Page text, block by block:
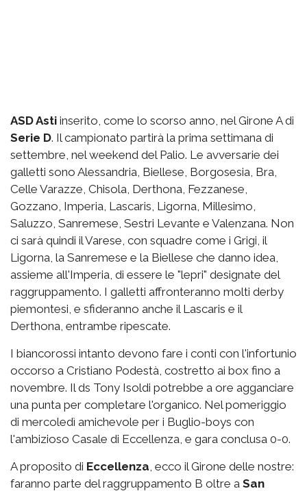
ASD Asti inserito, come lo scorso anno, nel Girone A di
Serie D. Il campionato partirà la prima settimana di
settembre, nel weekend del Palio. Le avversarie dei
galletti sono Alessandria, Biellese, Borgosesia, Bra,
Celle Varazze, Chisola, Derthona, Fezzanese,
Gozzano, Imperia, Lascaris, Ligorna, Millesimo,
Saluzzo, Sanremese, Sestri Levante e Valenzana. Non
ci sarà quindi il Varese, con squadre come i Grigi, il
Ligorna, la Sanremese e la Biellese che danno idea,
assieme all'Imperia, di essere le "lepri" designate del
raggruppamento. I galletti affronteranno molti derby
piemontesi, e sfideranno anche il Lascaris e il
Derthona, entrambe ripescate.
I biancorossi intanto devono fare i conti con l'infortunio
occorso a Cristiano Podestà, costretto ai box fino a
novembre. Il ds Tony Isoldi potrebbe a ore agganciare
una punta per completare l'organico. Nel pomeriggio
di mercoledì amichevole per i Buglio-boys con
l'ambizioso Casale di Eccellenza, e gara conclusa 0-0.
A proposito di Eccellenza , ecco il Girone delle nostre:
faranno parte del raggruppamento B oltre a San